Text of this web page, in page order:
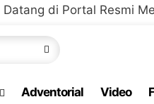
Resmi Media Radar
Adventorial Video